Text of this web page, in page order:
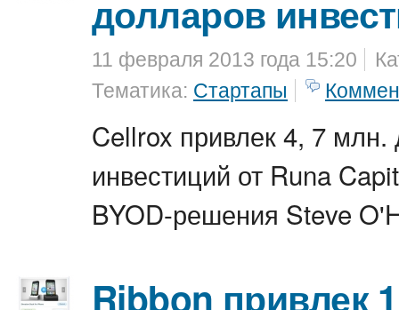
долларов
11 февраля 2013 года 15:20
Тематика: Стартапы
Cellrox привлек 4, 7 млн.
инвестиций от Runa
BYOD-решения Steve
Ribbon привлек